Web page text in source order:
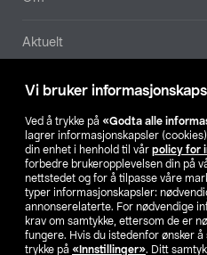
Vi bruker
Ved å trykke på «Godta alle
lagrer informasjonskapsler
din enhet i henhold til vår policy for
forbedre brukeropplevelsen din på
nettstedet og for å tilpasse våre
typer informasjonskapsler:
annonserelaterte. For nødvendige
krav om samtykke, ettersom de er
fungere. Hvis du istedenfor ønsker
trykke på «Innstillinger». Ditt
Aktuelt
Våre selskaper
Finn
SE